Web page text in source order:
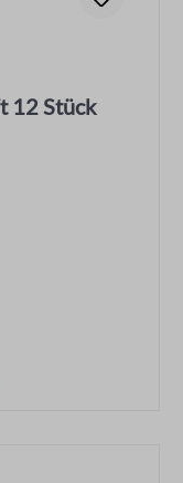
12 Stück